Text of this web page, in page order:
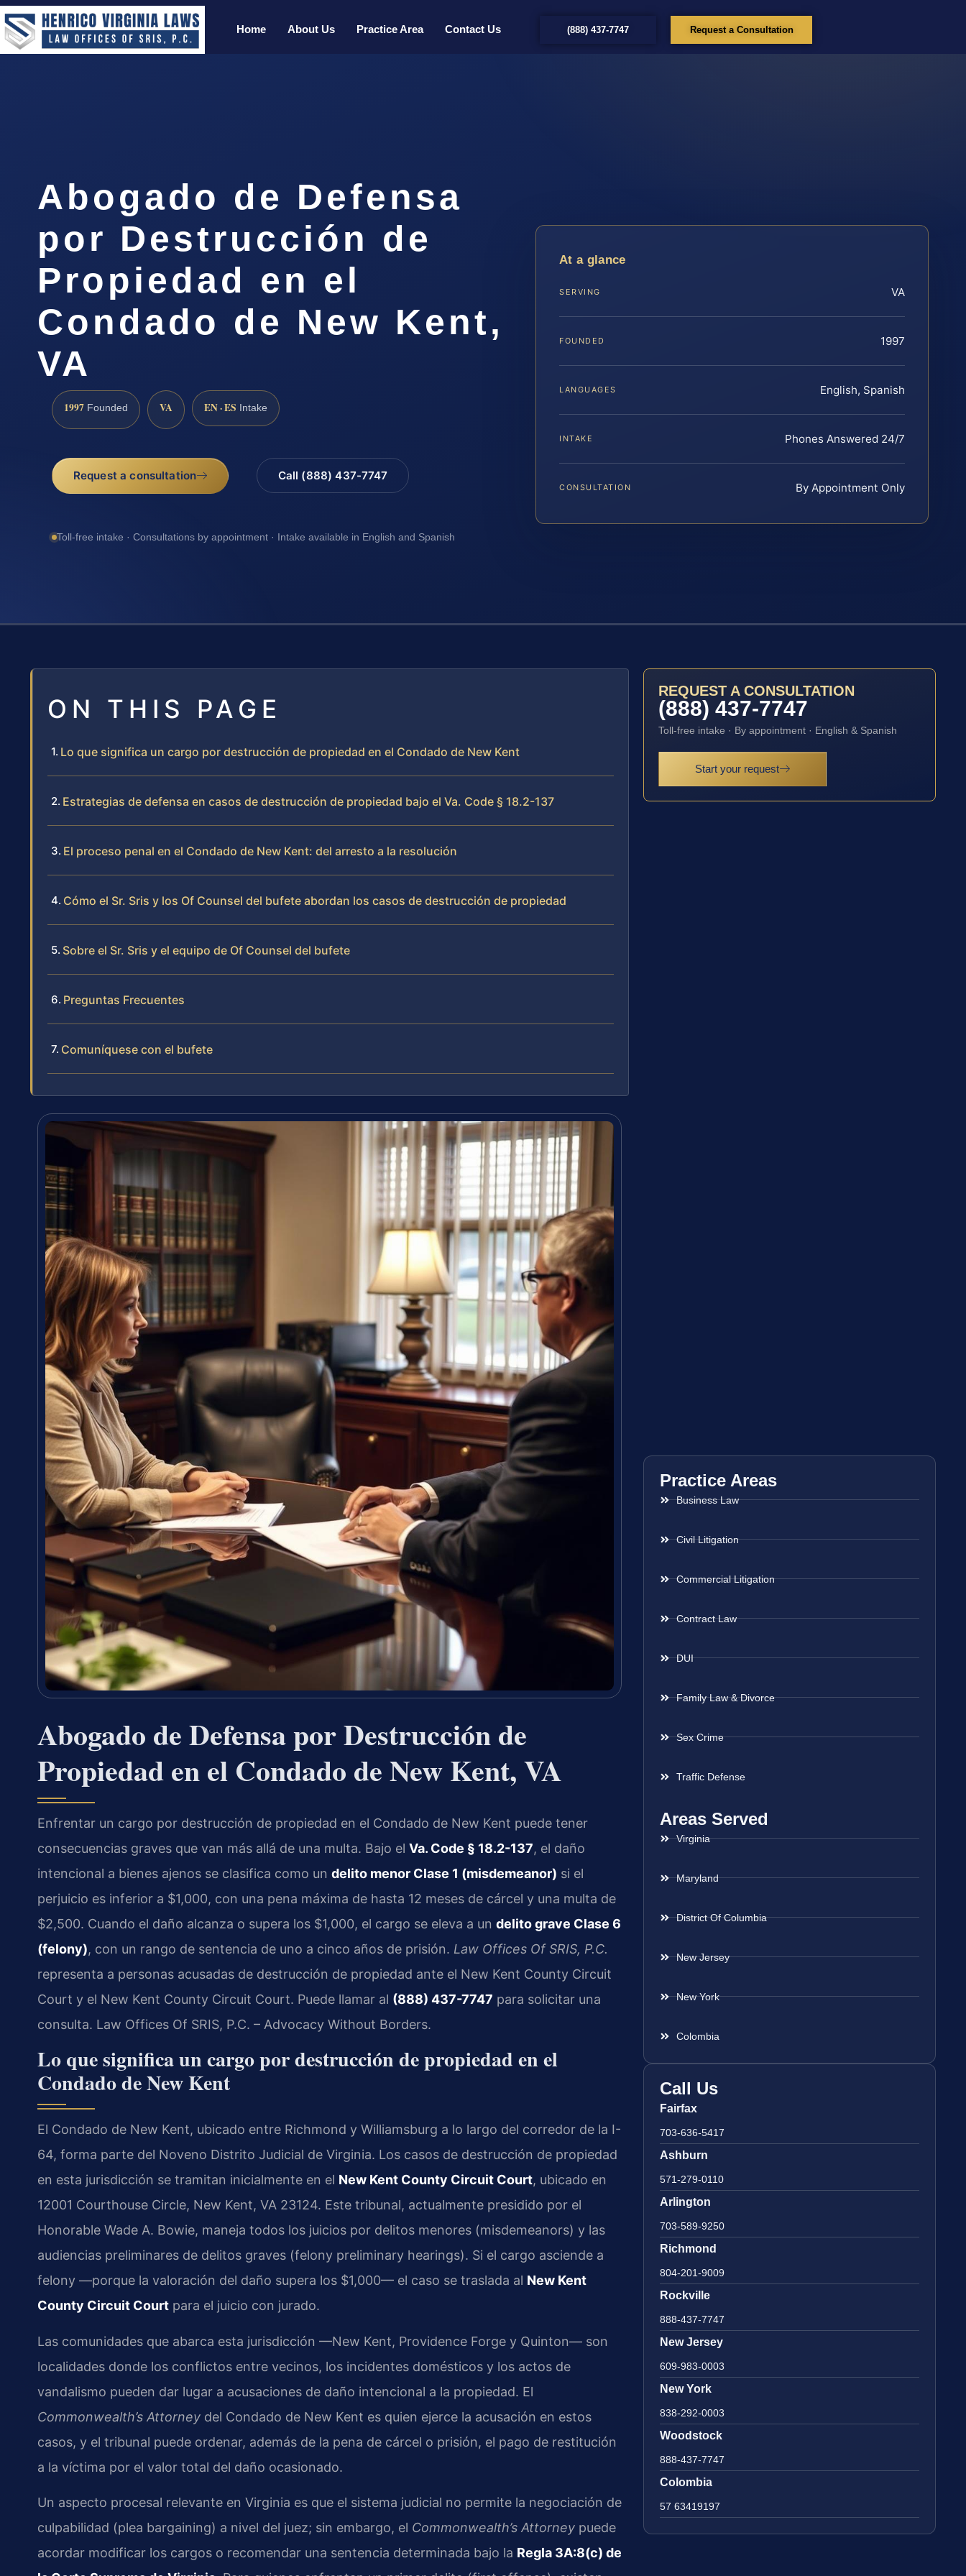
Home About Us Practice Area Contact Us (888) 437-7747 Request a Consultation
Abogado de Defensa
por Destrucción de
Propiedad en el
Condado de New Kent,
VA
1997 Founded VA EN · ES Intake
Request a consultation Call (888) 437-7747
Toll-free intake · Consultations by appointment · Intake available in English and Spanish
At a glance
SERVING VA
FOUNDED 1997
LANGUAGES English, Spanish
INTAKE Phones Answered 24/7
CONSULTATION By Appointment Only
ON THIS PAGE
Lo que significa un cargo por destrucción de propiedad en el Condado de New Kent
Estrategias de defensa en casos de destrucción de propiedad bajo el Va. Code § 18.2-137
El proceso penal en el Condado de New Kent: del arresto a la resolución
Cómo el Sr. Sris y los Of Counsel del bufete abordan los casos de destrucción de propiedad
Sobre el Sr. Sris y el equipo de Of Counsel del bufete
Preguntas Frecuentes
Comuníquese con el bufete
Abogado de Defensa por Destrucción de
Propiedad en el Condado de New Kent, VA
Enfrentar un cargo por destrucción de propiedad en el Condado de New Kent puede tener
consecuencias graves que van más allá de una multa. Bajo el Va. Code § 18.2-137, el daño
intencional a bienes ajenos se clasifica como un delito menor Clase 1 (misdemeanor) si el
perjuicio es inferior a $1,000, con una pena máxima de hasta 12 meses de cárcel y una multa de
$2,500. Cuando el daño alcanza o supera los $1,000, el cargo se eleva a un delito grave Clase 6
(felony), con un rango de sentencia de uno a cinco años de prisión. Law Offices Of SRIS, P.C.
representa a personas acusadas de destrucción de propiedad ante el New Kent County Circuit
Court y el New Kent County Circuit Court. Puede llamar al (888) 437-7747 para solicitar una
consulta. Law Offices Of SRIS, P.C. – Advocacy Without Borders.
Lo que significa un cargo por destrucción de propiedad en el
Condado de New Kent
El Condado de New Kent, ubicado entre Richmond y Williamsburg a lo largo del corredor de la I-
64, forma parte del Noveno Distrito Judicial de Virginia. Los casos de destrucción de propiedad
en esta jurisdicción se tramitan inicialmente en el New Kent County Circuit Court, ubicado en
12001 Courthouse Circle, New Kent, VA 23124. Este tribunal, actualmente presidido por el
Honorable Wade A. Bowie, maneja todos los juicios por delitos menores (misdemeanors) y las
audiencias preliminares de delitos graves (felony preliminary hearings). Si el cargo asciende a
felony —porque la valoración del daño supera los $1,000— el caso se traslada al New Kent
County Circuit Court para el juicio con jurado.
Las comunidades que abarca esta jurisdicción —New Kent, Providence Forge y Quinton— son
localidades donde los conflictos entre vecinos, los incidentes domésticos y los actos de
vandalismo pueden dar lugar a acusaciones de daño intencional a la propiedad. El
Commonwealth’s Attorney del Condado de New Kent es quien ejerce la acusación en estos
casos, y el tribunal puede ordenar, además de la pena de cárcel o prisión, el pago de restitución
a la víctima por el valor total del daño ocasionado.
Un aspecto procesal relevante en Virginia es que el sistema judicial no permite la negociación de
culpabilidad (plea bargaining) a nivel del juez; sin embargo, el Commonwealth’s Attorney puede
acordar modificar los cargos o recomendar una sentencia determinada bajo la Regla 3A:8(c) de
REQUEST A CONSULTATION
(888) 437-7747
Toll-free intake · By appointment · English & Spanish
Start your request
Practice Areas
Business Law
Civil Litigation
Commercial Litigation
Contract Law
DUI
Family Law & Divorce
Sex Crime
Traffic Defense
Areas Served
Virginia
Maryland
District Of Columbia
New Jersey
New York
Colombia
Call Us
Fairfax
703-636-5417
Ashburn
571-279-0110
Arlington
703-589-9250
Richmond
804-201-9009
Rockville
888-437-7747
New Jersey
609-983-0003
New York
838-292-0003
Woodstock
888-437-7747
Colombia
57 63419197